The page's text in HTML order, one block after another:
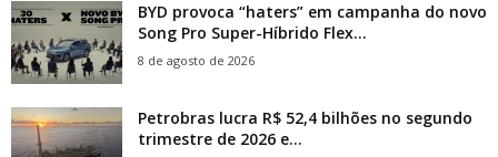
BYD provoca “haters” em campanha do novo
Song Pro Super-Híbrido Flex...
8 de agosto de 2026
Petrobras lucra R$ 52,4 bilhões no segundo
trimestre de 2026 e...